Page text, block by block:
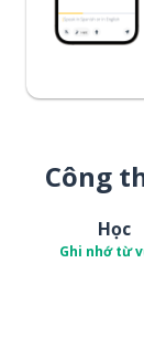
Công
Học
Ghi nhớ từ